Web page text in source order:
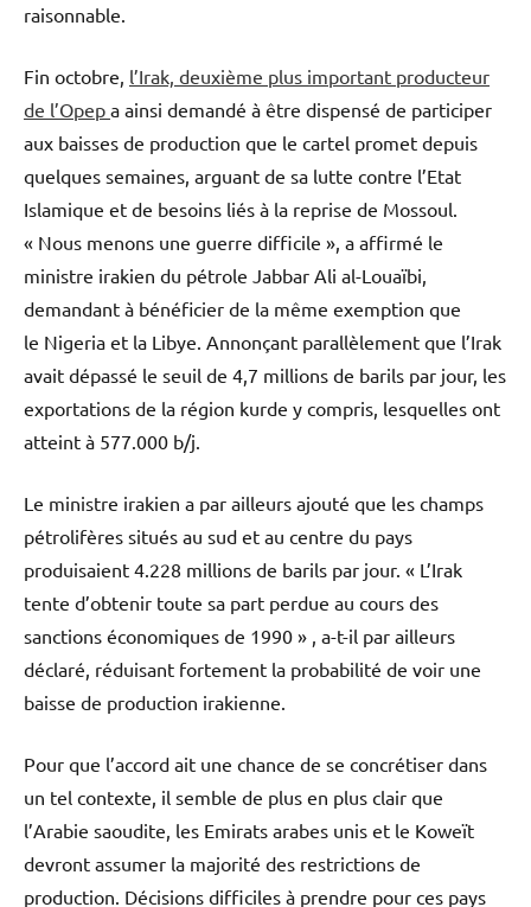
raisonnable.
Fin octobre, l’Irak, deuxième plus important producteur
de l’Opep a ainsi demandé à être dispensé de participer
aux baisses de production que le cartel promet depuis
quelques semaines, arguant de sa lutte contre l’Etat
Islamique et de besoins liés à la reprise de Mossoul.
« Nous menons une guerre difficile », a affirmé le
ministre irakien du pétrole Jabbar Ali al-Louaïbi,
demandant à bénéficier de la même exemption que
le Nigeria et la Libye. Annonçant parallèlement que l’Irak
avait dépassé le seuil de 4,7 millions de barils par jour, les
exportations de la région kurde y compris, lesquelles ont
atteint à 577.000 b/j.
Le ministre irakien a par ailleurs ajouté que les champs
pétrolifères situés au sud et au centre du pays
produisaient 4.228 millions de barils par jour. « L’Irak
tente d’obtenir toute sa part perdue au cours des
sanctions économiques de 1990 » , a-t-il par ailleurs
déclaré, réduisant fortement la probabilité de voir une
baisse de production irakienne.
Pour que l’accord ait une chance de se concrétiser dans
un tel contexte, il semble de plus en plus clair que
l’Arabie saoudite, les Emirats arabes unis et le Koweït
devront assumer la majorité des restrictions de
production. Décisions difficiles à prendre pour ces pays